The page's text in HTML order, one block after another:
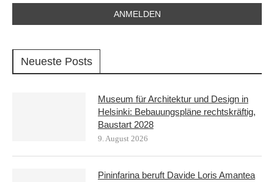
Neueste Posts
Museum für Architektur und Design in
Helsinki: Bebauungspläne rechtskräftig,
Baustart 2028
9. August 2026
Pininfarina beruft Davide Loris Amantea